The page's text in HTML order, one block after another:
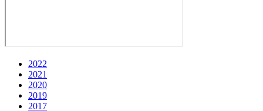
2022
2021
2020
2019
2017